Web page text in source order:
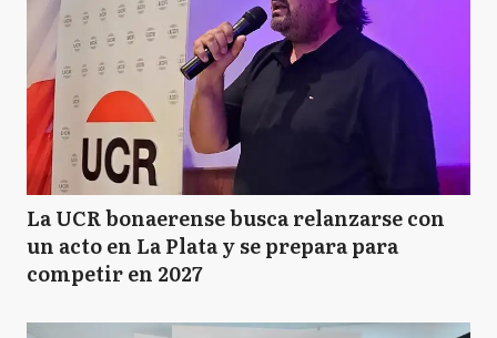
La UCR bonaerense busca relanzarse con
un acto en La Plata y se prepara para
competir en 2027